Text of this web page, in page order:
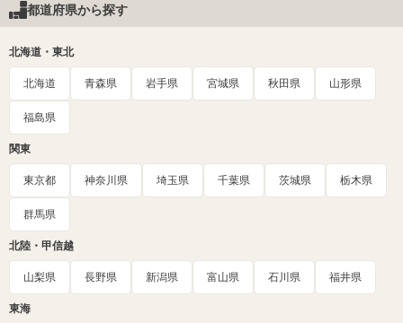
都道府県から探す
北海道・東北
北海道 青森県 岩手県 宮城県 秋田県 山形県
福島県
関東
東京都 神奈川県 埼玉県 千葉県 茨城県 栃木県
群馬県
北陸・甲信越
山梨県 長野県 新潟県 富山県 石川県 福井県
東海